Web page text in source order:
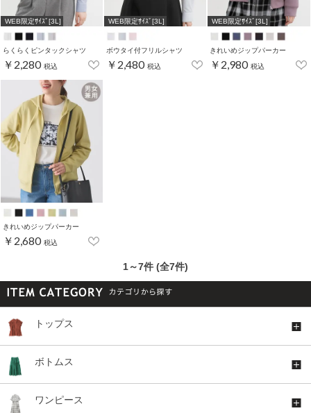
WEB限定ｻｲｽﾞ[3L]
らくらくピンタックシャツ
￥2,280 税込
WEB限定ｻｲｽﾞ[3L]
ボウタイ付フリルシャツ
￥2,480 税込
WEB限定ｻｲｽﾞ[3L]
きれいめジップパーカー
￥2,980 税込
きれいめジップパーカー
￥2,680 税込
1～7件 (全7件)
トップス
ボトムス
ワンピース